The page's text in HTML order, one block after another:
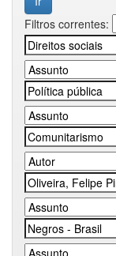
Filtros correntes: